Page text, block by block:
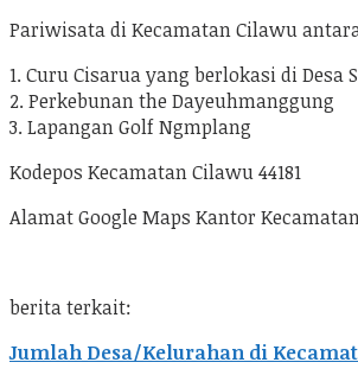
Pariwisata di Kecamatan Cilawu
1. Curu Cisarua yang berlokasi di Desa
2. Perkebunan the Dayeuhmanggung
3. Lapangan Golf Ngmplang
Kodepos Kecamatan Cilawu 44181
Alamat Google Maps Kantor
berita terkait:
Jumlah Desa/Kelurahan di